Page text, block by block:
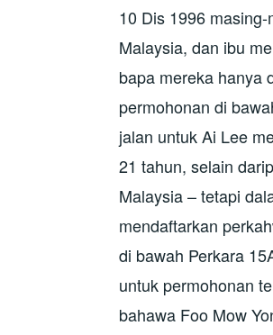
10 Dis 1996
Malaysia, dan ibu
bapa mereka hanya
permohonan di
jalan untuk Ai Lee
21 tahun, selain
Malaysia – tetapi
mendaftarkan
di bawah Perkara
untuk permohonan
bahawa Foo Mow